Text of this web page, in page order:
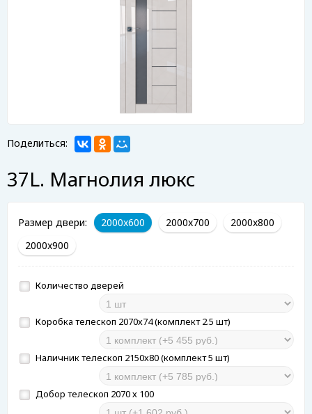
Поделиться:
37L. Магнолия люкс
Размер двери: 2000x600 2000x700
2000x800
2000x900
Количество дверей
Коробка телескоп 2070х74 (комплект 2.5 шт)
Наличник телескоп 2150х80 (комплект 5 шт)
Добор телескоп 2070 х 100